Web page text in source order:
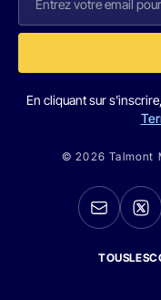
En cliquant sur
© 2026 Talmont